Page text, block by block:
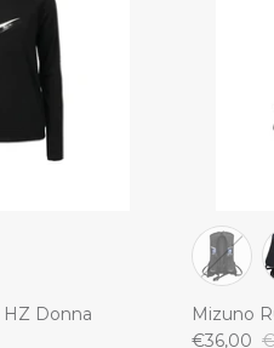
Donna
Mizuno
€36,00